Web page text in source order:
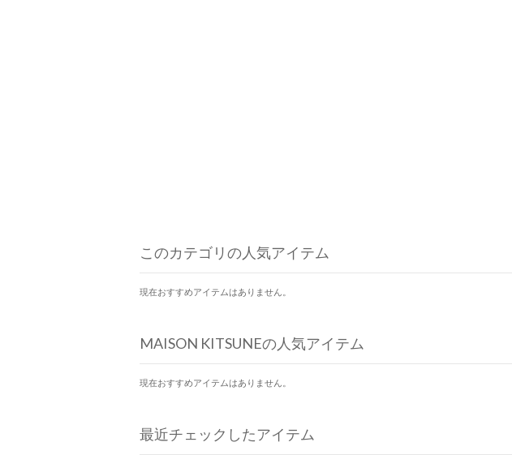
このカテゴリの人気アイテム
現在おすすめアイテムはありません。
MAISON KITSUNEの人気アイテム
現在おすすめアイテムはありません。
最近チェックしたアイテム